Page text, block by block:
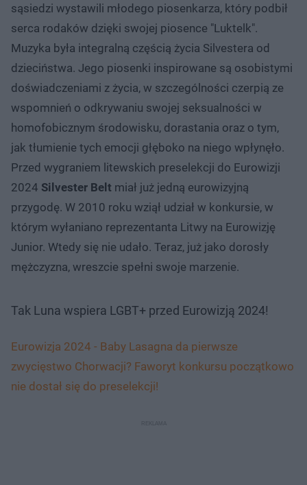
sąsiedzi wystawili młodego piosenkarza, który podbił
serca rodaków dzięki swojej piosence "Luktelk".
Muzyka była integralną częścią życia Silvestera od
dzieciństwa. Jego piosenki inspirowane są osobistymi
doświadczeniami z życia, w szczególności czerpią ze
wspomnień o odkrywaniu swojej seksualności w
homofobicznym środowisku, dorastania oraz o tym,
jak tłumienie tych emocji głęboko na niego wpłynęło.
Przed wygraniem litewskich preselekcji do Eurowizji
2024 Silvester Belt miał już jedną eurowizyjną
przygodę. W 2010 roku wziął udział w konkursie, w
którym wyłaniano reprezentanta Litwy na Eurowizję
Junior. Wtedy się nie udało. Teraz, już jako dorosły
mężczyzna, wreszcie spełni swoje marzenie.
Tak Luna wspiera LGBT+ przed Eurowizją 2024!
Eurowizja 2024 - Baby Lasagna da pierwsze
zwycięstwo Chorwacji? Faworyt konkursu początkowo
nie dostał się do preselekcji!